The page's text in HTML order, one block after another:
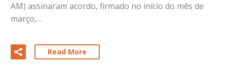
AM) assinaram acordo, firmado no início do mês de
março,…
Read More